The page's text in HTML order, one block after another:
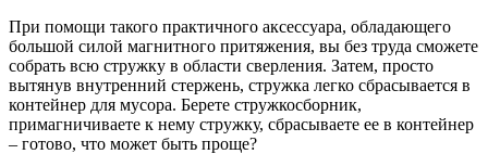
При помощи такого практичного аксессуара, обладающего
большой силой магнитного притяжения, вы без труда сможете
собрать всю стружку в области сверления. Затем, просто
вытянув внутренний стержень, стружка легко сбрасывается в
контейнер для мусора. Берете стружкосборник,
примагничиваете к нему стружку, сбрасываете ее в контейнер
– готово, что может быть проще?